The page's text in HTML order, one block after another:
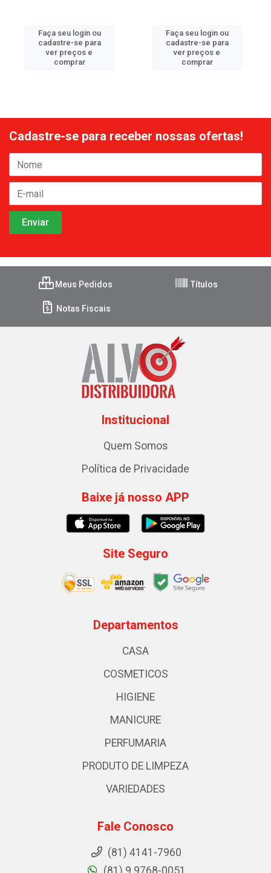
Faça seu login ou
cadastre-se para
ver preços e
comprar
Faça seu login ou
cadastre-se para
ver preços e
comprar
Cadastre-se para receber nossas ofertas!
Meus Pedidos Títulos
Notas Fiscais
Institucional
Quem Somos
Política de Privacidade
Baixe já nosso APP
Site Seguro
Departamentos
CASA
COSMETICOS
HIGIENE
MANICURE
PERFUMARIA
PRODUTO DE LIMPEZA
VARIEDADES
Fale Conosco
(81) 4141-7960